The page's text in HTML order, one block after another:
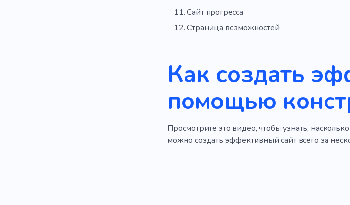
Сайт прогресса
Страница возможностей
Как создать
помощью
Просмотрите это видео, чтобы узнать,
можно создать эффективный сайт всего за